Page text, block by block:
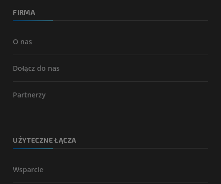
FIRMA
O nas
Dołącz do nas
Partnerzy
UŻYTECZNE ŁĄCZA
Wsparcie